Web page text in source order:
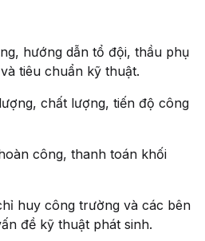
hướng dẫn tổ đội, thầu phụ
tiêu chuẩn kỹ thuật.
chất lượng, tiến độ công
công, thanh toán khối
huy công trường và các bên
đề kỹ thuật phát sinh.